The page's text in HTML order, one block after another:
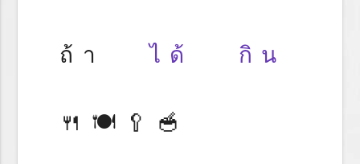
ถ้าได้ กิน
🍴🍽️🥄🥣